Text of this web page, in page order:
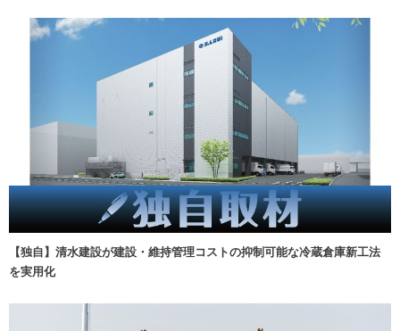
【独自】清水建設が建設・維持管理コストの抑制可能な冷蔵倉庫新工法
を実用化